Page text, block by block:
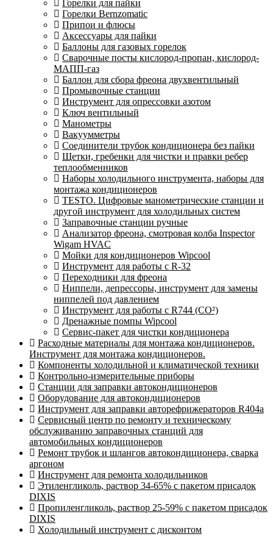
Горелки для пайки
Горелки Bernzomatic
Припои и флюсы
Аксессуары для пайки
Баллоны для газовых горелок
Сварочные посты кислород-пропан, кислород-
МАПП-газ
Баллон для сбора фреона двухвентильный
Промывочные станции
Инструмент для опрессовки азотом
Ключ вентильный
Манометры
Вакуумметры
Соединители трубок кондиционера без пайки
Щетки, гребенки для чистки и правки ребер
теплообменников
Наборы холодильного инструмента, наборы для
монтажа кондиционеров
TESTO. Цифровые манометрические станции и
другой инструмент для холодильных систем
Заправочные станции ручные
Анализатор фреона, смотровая колба Inspector
Wigam HVAC
Мойки для кондиционеров Wipcool
Инструмент для работы с R-32
Переходники для фреона
Ниппели, депрессоры, инструмент для замены
ниппелей под давлением
Инструмент для работы с R744 (CO²)
Дренажные помпы Wipcool
Сервис-пакет для чистки кондиционера
Расходные материалы для монтажа кондиционеров.
Инструмент для монтажа кондиционеров.
Компоненты холодильной и климатической техники
Контрольно-измерительные приборы
Станции для заправки автокондиционеров
Оборудование для автокондиционеров
Инструмент для заправки авторефрижераторов R404a
Сервисный центр по ремонту и техническому
обслуживанию заправочных станций для
автомобильных кондиционеров
Ремонт трубок и шлангов автокондиционера, сварка
аргоном
Инструмент для ремонта холодильников
Этиленгликоль, раствор 34-65% с пакетом присадок
DIXIS
Пропиленгликоль, раствор 25-59% с пакетом присадок
DIXIS
Холодильный инструмент с дисконтом